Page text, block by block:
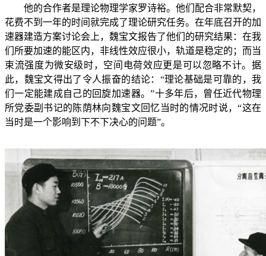
他的合作者是理论物理学家罗诗裕。他们配合非常默契，
花费不到一年的时间就完成了理论研究任务。在年底召开的加
速器建造方案讨论会上，魏宝文报告了他们的研究结果：在我
们所要加速的能区内，非线性效应很小，轨道是稳定的；而当
束流强度为微安级时，空间电荷效应更是可以忽略不计。据
此，魏宝文得出了令人振奋的结论：“理论基础是可靠的，我
们一定能建成自己的回旋加速器。”十多年后，曾任近代物理
所党委副书记的陈荫林向魏宝文回忆当时的情况时说，“这在
当时是一个影响到下不下决心的问题”。